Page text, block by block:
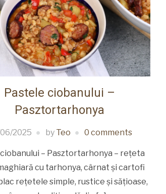
Pastele ciobanului –
Pasztortarhonya
2025 by Teo 0 comments
– Pasztortarhonya – rețeta
cu tarhonya, cârnat și cartofi
rețetele simple, rustice și sățioase,